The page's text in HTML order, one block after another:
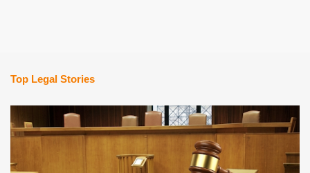
Top Legal Stories